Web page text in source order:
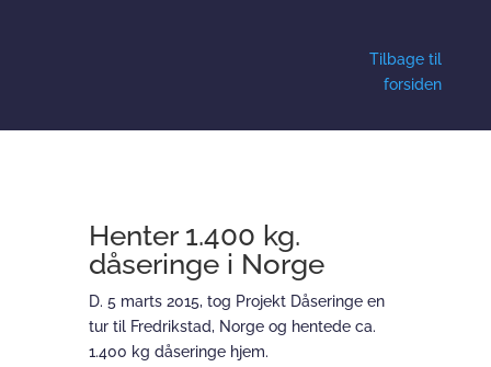
Tilbage til
forsiden
Henter 1.400 kg.
dåseringe i Norge
D. 5 marts 2015, tog Projekt Dåseringe en
tur til Fredrikstad, Norge og hentede ca.
1.400 kg dåseringe hjem.